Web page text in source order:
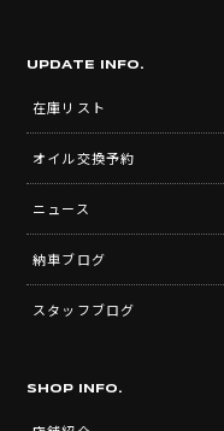
UPDATE INFO.
在庫リスト
オイル交換予約
ニュース
納車ブログ
スタッフブログ
SHOP INFO.